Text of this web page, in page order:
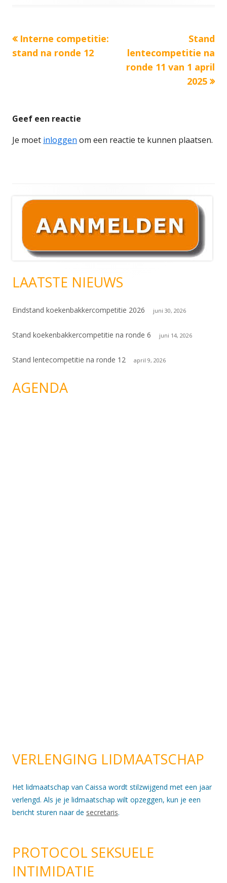
Bericht
Vorige
bericht:
Interne competitie:
stand na ronde 12
bericht:
Stand
lentecompetitie na
ronde 11 van 1 april
2025
Geef een reactie
Je moet inloggen om een reactie te kunnen plaatsen.
Hoofd
sidebar
LAATSTE NIEUWS
Eindstand koekenbakkercompetitie 2026 juni 30, 2026
Stand koekenbakkercompetitie na ronde 6 juni 14, 2026
Stand lentecompetitie na ronde 12 april 9, 2026
AGENDA
VERLENGING LIDMAATSCHAP
Het lidmaatschap van Caissa wordt stilzwijgend met een jaar
verlengd. Als je je lidmaatschap wilt opzeggen, kun je een
bericht sturen naar de secretaris.
PROTOCOL SEKSUELE
INTIMIDATIE